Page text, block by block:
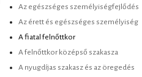
Az egészséges személyiségfejlődés
Az érett és egészséges személyiség
A fiatal felnőttkor
A felnőttkor középső szakasza
A nyugdíjas szakasz és az öregedés